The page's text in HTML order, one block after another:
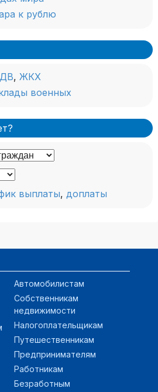
к рублю
, ЖКХ
военных
выплаты, доплаты
Автомобилистам
Собственникам
недвижимости
Налогоплательщикам
Путешественникам
Предпринимателям
Работникам
Безработным